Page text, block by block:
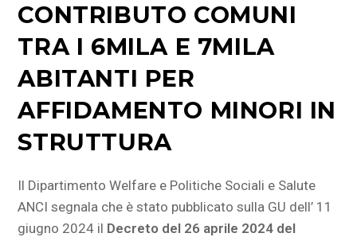
CONTRIBUTO COMUNI
TRA I 6MILA E 7MILA
ABITANTI PER
AFFIDAMENTO MINORI IN
STRUTTURA
Il Dipartimento Welfare e Politiche Sociali e Salute
ANCI segnala che è stato pubblicato sulla GU dell’ 11
giugno 2024 il Decreto del 26 aprile 2024 del